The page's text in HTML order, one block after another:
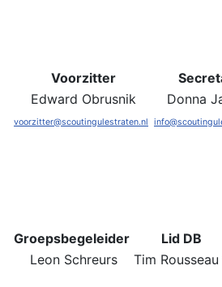
Voorzitter
Edward Obrusnik
Donna
voorzitter@scoutingulestraten.nl
Groepsbegeleider Lid DB
Leon Schreurs
Tim